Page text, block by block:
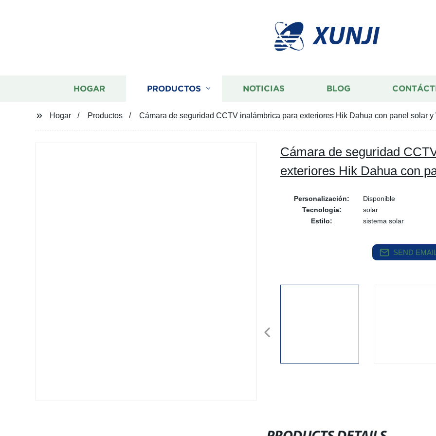
XUNJI
HOGAR PRODUCTOS NOTICIAS BLOG
Hogar Productos Cámara de seguridad CCTV inalámbrica para exteriores Hik Dahua con panel solar y
Cámara de seguridad
exteriores Hik Dahua con
Personalización:
Disponible
Tecnología:
solar
Estilo:
sistema solar
SEND